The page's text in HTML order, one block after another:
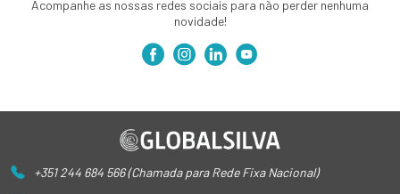
Acompanhe as nossas redes sociais para não perder nenhuma
novidade!
+351 244 684 566 (Chamada para Rede Fixa Nacional)